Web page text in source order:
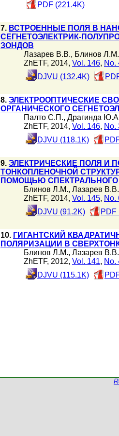
PDF (221.4K)
7. ВСТРОЕННЫЕ ПОЛЯ В
СЕГНЕТОЭЛЕКТРИК-
ЗОНДОВ
Лазарев В.В., Блинов Л.М.
ZhETF, 2014, Vol. 146, No.
DJVU (132.4K)
8. ЭЛЕКТРООПТИЧЕСКИЕ
ОРГАНИЧЕСКОГО
Палто С.П., Драгинда
ZhETF, 2014, Vol. 146, No.
DJVU (118.1K)
9. ЭЛЕКТРИЧЕСКИЕ ПОЛЯ И
ТОНКОПЛЕНОЧНОЙ
ПОМОЩЬЮ СПЕКТРАЛЬНОГО
Блинов Л.М., Лазарев В.В.
ZhETF, 2014, Vol. 145, No.
DJVU (91.2K)
PDF
10. ГИГАНТСКИЙ
ПОЛЯРИЗАЦИИ В
Блинов Л.М., Лазарев В.В.
ZhETF, 2012, Vol. 141, No.
DJVU (115.1K)